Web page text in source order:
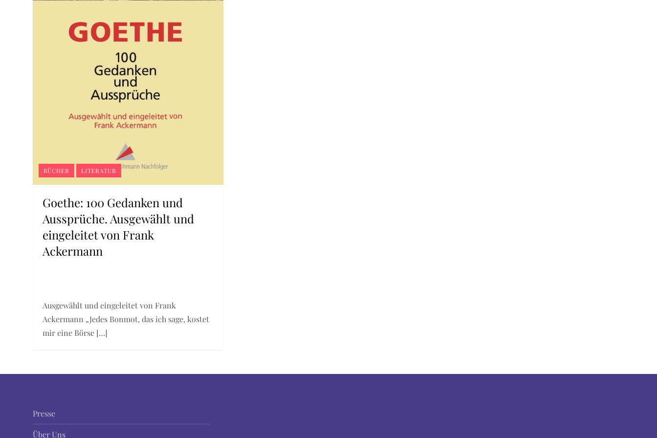
BÜCHER LITERATUR
Goethe: 100 Gedanken und
Aussprüche. Ausgewählt und
eingeleitet von Frank
Ackermann
Ausgewählt und eingeleitet von Frank
Ackermann „Jedes Bonmot, das ich sage, kostet
mir eine Börse […]
Presse
Über Uns